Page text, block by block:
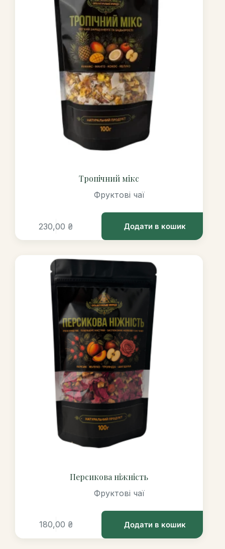
Тропічний мікс
Фруктові чаї
230,00 ₴ Додати в кошик
Персикова ніжність
Фруктові чаї
180,00 ₴ Додати в кошик